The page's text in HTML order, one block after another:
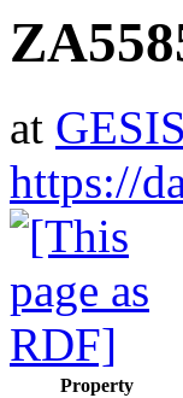
at
https://
Property